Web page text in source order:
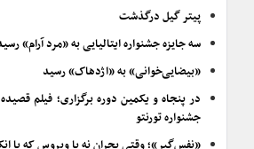
پیتر گیل درگذشت
سه جایزه جشنواره ایتالیایی به «مرد آرام»
«بیضایی‌خوانی» به «اژدهاک» رسید
در پنجاه و یکمین دوره برگزاری؛ فیلم
جشنواره تورنتو